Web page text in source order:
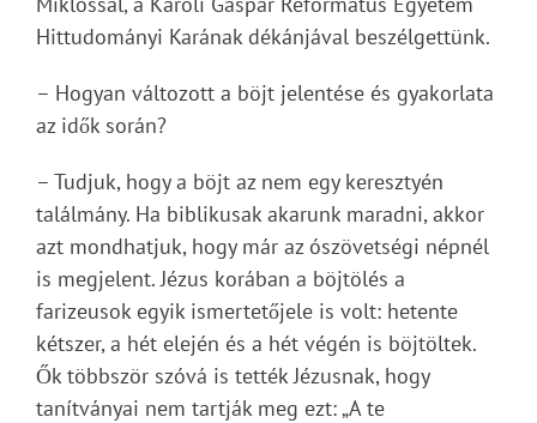
Hittudományi Karának dékánjával beszélgettünk.
– Hogyan változott a böjt jelentése és gyakorlata
az idők során?
– Tudjuk, hogy a böjt az nem egy keresztyén
találmány. Ha biblikusak akarunk maradni, akkor
azt mondhatjuk, hogy már az ószövetségi népnél
is megjelent. Jézus korában a böjtölés a
farizeusok egyik ismertetőjele is volt: hetente
kétszer, a hét elején és a hét végén is böjtöltek.
Ők többször szóvá is tették Jézusnak, hogy
tanítványai nem tartják meg ezt: „A te